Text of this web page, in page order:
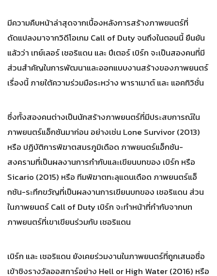
มีความคืบหน้าล่าสุดจากเบื้องหลังการสร้างภาพยนตร์ที่
ดัดแปลงมาจากวิดีโอเกม Call of Duty จนถึงในตอนนี้ ยืนยัน
แล้วว่า เทย์เลอร์ เชอริแดน และ ปีเตอร์ เบิร์ก จะเป็นสองคนที่มี
ส่วนสำคัญในการพัฒนาและออกแบบงานสร้างของภาพยนตร์
เรื่องนี้ ภายใต้ความร่วมมือระหว่าง พาราเมาต์ และ แอคทิวิชั่น
ซึ่งทั้งสองคนต่างเป็นนักสร้างภาพยนตร์ที่มีประสบการณ์ใน
ภาพยนตร์แอ็กชันมาก่อน อย่างเช่น Lone Survivor (2013)
หรือ ปฏิบัติการพิฆาตสมรภูมิเดือด ภาพยนตร์แอ็กชัน-
สงครามที่เป็นผลงานการกำกับและเขียนบทของ เบิร์ก หรือ
Sicario (2015) หรือ ทีมพิฆาตทะลุแดนเดือด ภาพยนตร์แอ็
กชัน-ระทึกขวัญที่เป็นผลงานการเขียนบทของ เชอริแดน ส่วน
ในภาพยนตร์ Call of Duty เบิร์ก จะทำหน้าที่กำกับจากบท
ภาพยนตร์ที่เขาเขียนร่วมกับ เชอริแดน
เบิร์ก และ เชอริแดน ยังเคยร่วมงานในภาพยนตร์ที่ถูกเสนอชื่อ
เข้าชิงรางวัลออสการ์อย่าง Hell or High Water (2016) หรือ